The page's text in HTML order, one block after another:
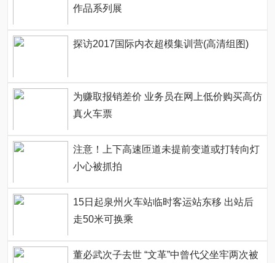
作品系列展
探访2017国际内衣超模集训营(高清组图)
为赚取报销差价 业务员在网上低价购买高仿
真火车票
注意！上下高速匝道未提前变道或打转向灯
小心被抓拍
15日起泉州火车站临时客运站东移 出站后
走50米可换乘
董必武次子去世 “文革”中曾代父坐牢两次被